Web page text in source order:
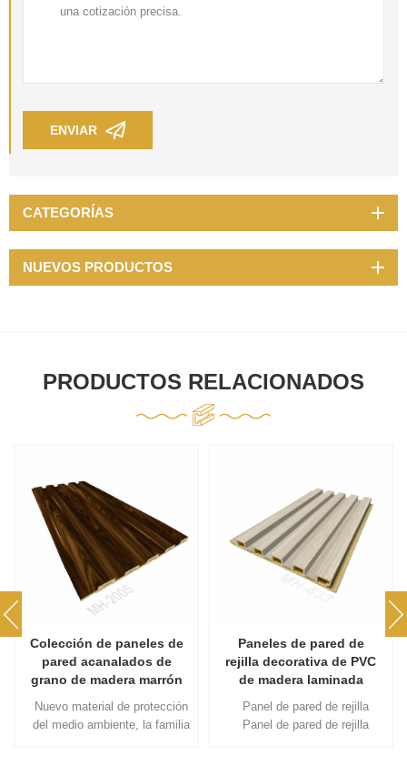
ENVIAR
CATEGORÍAS
NUEVOS PRODUCTOS
PRODUCTOS RELACIONADOS
Colección de paneles de
pared acanalados de
grano de madera marrón
Nuevo material de protección
del medio ambiente, la familia
Paneles de pared de
rejilla decorativa de PVC
de madera laminada
Panel de pared de rejilla
Panel de pared de rejilla